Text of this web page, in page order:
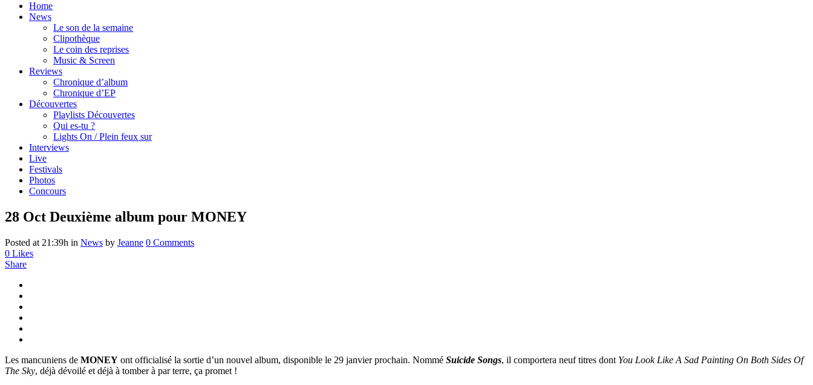
Home
News
Le son de la semaine
Clipothèque
Le coin des reprises
Music & Screen
Reviews
Chronique d’album
Chronique d’EP
Découvertes
Playlists Découvertes
Qui es-tu ?
Lights On / Plein feux sur
Interviews
Live
Festivals
Photos
Concours
28 Oct Deuxième album pour MONEY
Posted at 21:39h in News by Jeanne 0 Comments
0 Likes
Share
Les mancuniens de MONEY ont officialisé la sortie d’un nouvel album, disponible le 29 janvier prochain. Nommé Suicide Songs, il comportera neuf titres dont You Look Like A Sad Painting On Both Sides Of
The Sky, déjà dévoilé et déjà à tomber à par terre, ça promet !